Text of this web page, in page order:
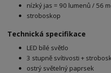
nízký jas = 90 lumenů / 56
stroboskop
Technická specifikace
LED bílé světlo
3 stupně svítivosti +
ostrý světelný paprsek